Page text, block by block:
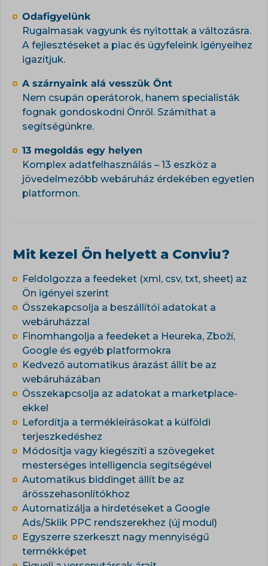
Odafigyelünk
Rugalmasak vagyunk és nyitottak a változásra.
A fejlesztéseket a piac és ügyfeleink igényeihez
igazítjuk.
A szárnyaink alá vesszük Önt
Nem csupán operátorok, hanem specialisták
fognak gondoskodni Önről. Számíthat a
segítségünkre.
13 megoldás egy helyen
Komplex adatfelhasználás – 13 eszköz a
jövedelmezőbb webáruház érdekében egyetlen
platformon.
Mit kezel Ön helyett a Conviu?
Feldolgozza a feedeket (xml, csv, txt, sheet) az
Ön igényei szerint
Összekapcsolja a beszállítói adatokat a
webáruházzal
Finomhangolja a feedeket a Heureka, Zboží,
Google és egyéb platformokra
Kedvező automatikus árazást állít be az
webáruházában
Összekapcsolja az adatokat a marketplace-
ekkel
Lefordítja a termékleírásokat a külföldi
terjeszkedéshez
Módosítja vagy kiegészíti a szövegeket
mesterséges intelligencia segítségével
Automatikus biddinget állít be az
árösszehasonlítókhoz
Automatizálja a hirdetéseket a Google
Ads/Sklik PPC rendszerekhez (új modul)
Egyszerre szerkeszt nagy mennyiségű
termékképet